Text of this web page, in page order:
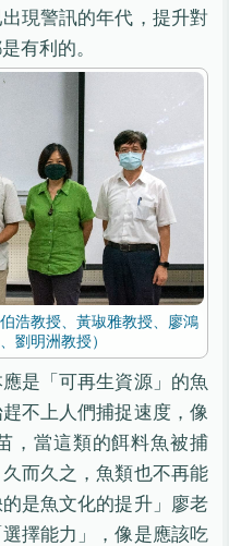
現警訊的年代，提升對
有利的。
浩教授、黃琡雅教授、廖鴻
劉明洲教授）
是「可再生資源」的魚
不上人們捕捉速度，像
，當這類的餌料魚被捕
而久之，魚類也不再能
是魚文化的提升」廖老
擇能力」，像是應該吃